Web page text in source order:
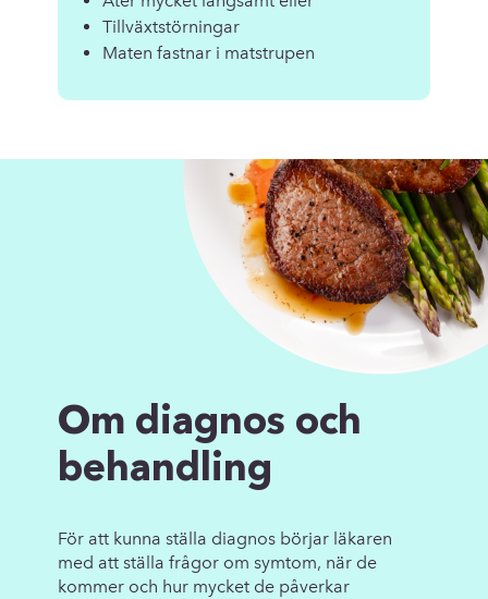
Tillväxtstörningar
Maten fastnar i matstrupen
Om diagnos och
behandling
För att kunna ställa diagnos börjar läkaren
med att ställa frågor om symtom, när de
kommer och hur mycket de påverkar